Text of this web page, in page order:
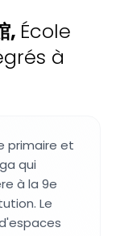
, École
à
primaire et
qui
à la 9e
Le